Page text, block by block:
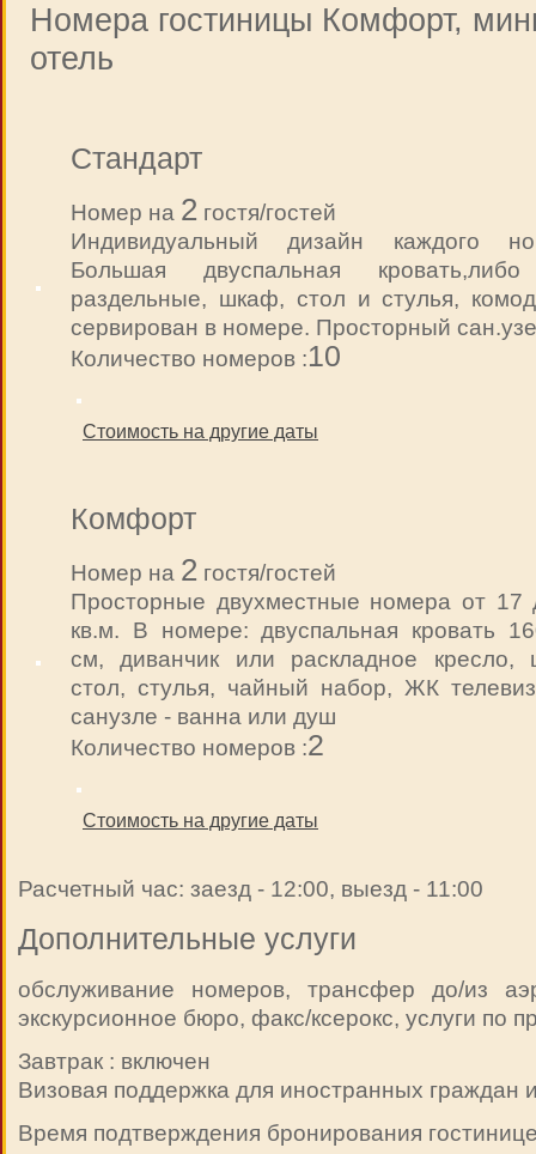
Номера гостиницы Комфорт,
отель
Стандарт
Номер на 2 гостя/гостей
Индивидуальный дизайн каждого
Большая двуспальная
раздельные, шкаф, стол и стулья,
сервирован в номере. Просторный
Количество номеров :10
Стоимость на другие даты
Комфорт
Номер на 2 гостя/гостей
Просторные двухместные номера от 17
кв.м. В номере: двуспальная кровать
см, диванчик или раскладное кресло,
стол, стулья, чайный набор, ЖК
санузле - ванна или душ
Количество номеров :2
Стоимость на другие даты
Расчетный час: заезд - 12:00, выезд - 11:00
Дополнительные услуги
обслуживание номеров, трансфер до/из
экскурсионное бюро, факс/ксерокс, услуги по
Завтрак : включен
Визовая поддержка для иностранных граждан
Время подтверждения бронирования